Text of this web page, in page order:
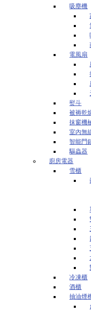
吸塵機
電風扇
熨斗
被褥乾
抹窗機
室內無
智能門
驅蟲器
廚房電器
雪櫃
冷凍櫃
酒櫃
抽油煙